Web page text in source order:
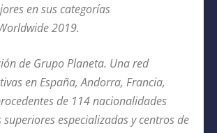
en sus categorías
2019.
de Grupo Planeta. Una red
en España, Andorra, Francia,
de 114 nacionalidades
especializadas y centros de